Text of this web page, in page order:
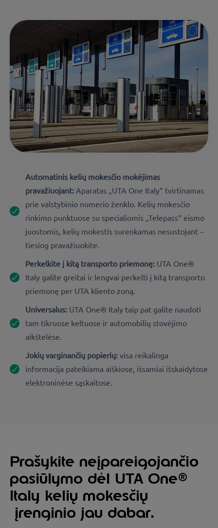
Automatinis kelių mokesčio mokėjimas
pravažiuojant: Aparatas „UTA One Italy“ tvirtinamas
prie valstybinio numerio ženklo. Kelių mokesčio
rinkimo punktuose su specialiomis „Telepass“ eismo
juostomis, kelių mokestis surenkamas nesustojant –
tiesiog pravažiuokite.
Perkelkite į kitą transporto priemonę: UTA One®
Italy galite greitai ir lengvai perkelti į kitą transporto
priemonę per UTA kliento zoną.
Universalus: UTA One® Italy taip pat galite naudoti
tam tikruose keltuose ir automobilių stovėjimo
aikštelėse.
Jokių varginančių popierių: visa reikalinga
informacija pateikiama aiškiose, išsamiai išskaidytose
elektroninėse sąskaitose.
Prašykite neįpareigojančio
pasiūlymo dėl UTA One®
Italy kelių mokesčių
įrenginio jau dabar.